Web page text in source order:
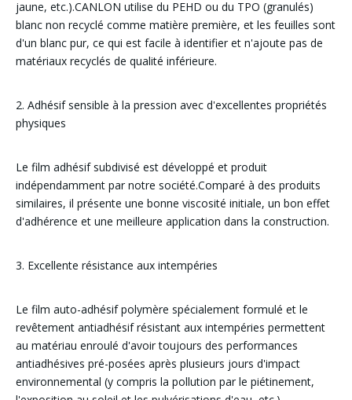
jaune, etc.).CANLON utilise du PEHD ou du TPO (granulés)
blanc non recyclé comme matière première, et les feuilles sont
d'un blanc pur, ce qui est facile à identifier et n'ajoute pas de
matériaux recyclés de qualité inférieure.
2. Adhésif sensible à la pression avec d'excellentes propriétés
physiques
Le film adhésif subdivisé est développé et produit
indépendamment par notre société.Comparé à des produits
similaires, il présente une bonne viscosité initiale, un bon effet
d'adhérence et une meilleure application dans la construction.
3. Excellente résistance aux intempéries
Le film auto-adhésif polymère spécialement formulé et le
revêtement antiadhésif résistant aux intempéries permettent
au matériau enroulé d'avoir toujours des performances
antiadhésives pré-posées après plusieurs jours d'impact
environnemental (y compris la pollution par le piétinement,